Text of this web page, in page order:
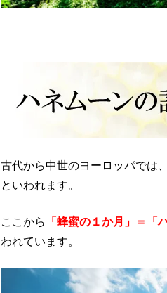
古代から中世のヨーロッパでは
といわれます。
ここから 「蜂蜜の１か月」＝
われています。